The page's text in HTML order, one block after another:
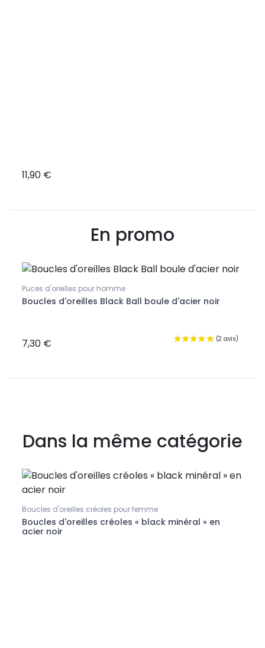
11,90 €
En promo
Puces d'oreilles pour homme
Boucles d'oreilles Black Ball boule d'acier noir
7,30 €
Dans la même catégorie
Boucles d'oreilles créoles pour femme
Boucles d'oreilles créoles « black minéral » en
acier noir